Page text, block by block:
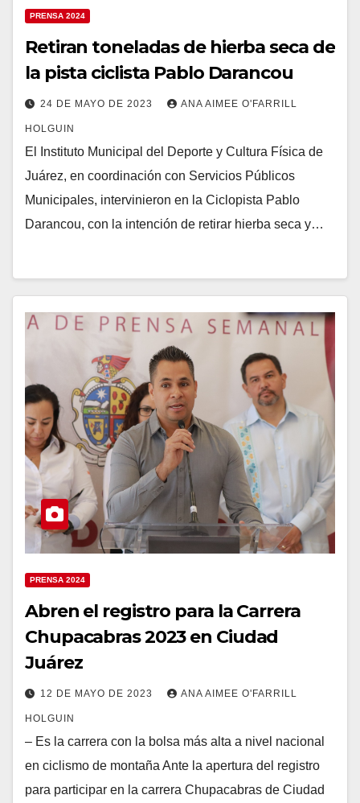
PRENSA 2024
Retiran toneladas de hierba seca de
la pista ciclista Pablo Darancou
24 DE MAYO DE 2023 ANA AIMEE O'FARRILL
HOLGUIN
El Instituto Municipal del Deporte y Cultura Física de
Juárez, en coordinación con Servicios Públicos
Municipales, intervinieron en la Ciclopista Pablo
Darancou, con la intención de retirar hierba seca y…
PRENSA 2024
Abren el registro para la Carrera
Chupacabras 2023 en Ciudad
Juárez
12 DE MAYO DE 2023 ANA AIMEE O'FARRILL
HOLGUIN
– Es la carrera con la bolsa más alta a nivel nacional
en ciclismo de montaña Ante la apertura del registro
para participar en la carrera Chupacabras de Ciudad